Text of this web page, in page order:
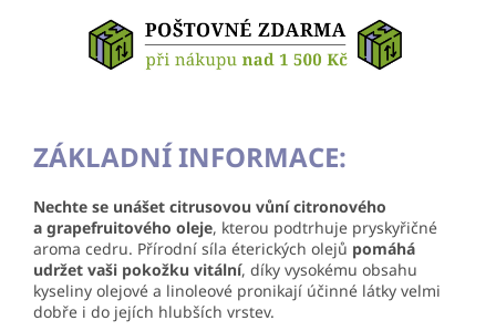
ZÁKLADNÍ INFORMACE:
Nechte se unášet citrusovou vůní citronového
a grapefruitového oleje, kterou podtrhuje pryskyřičné
aroma cedru. Přírodní síla éterických olejů pomáhá
udržet vaši pokožku vitální, díky vysokému obsahu
kyseliny olejové a linoleové pronikají účinné látky velmi
dobře i do jejích hlubších vrstev.